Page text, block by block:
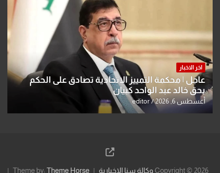
اخر الاخبار
عاجل | محكمة التمييز الاتحادية تصادق على الحكم
بحق خالد عبد الواحد كبيان
أغسطس 6, 2026 editor
Copyright © 2026 وكالة سنا الاخبارية Theme by: Theme Horse